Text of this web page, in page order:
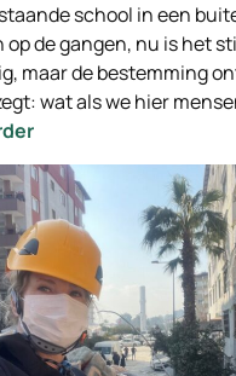
school in een
op de gangen, nu is het
maar de bestemming
wat als we hier
:
Van
leegstand
naar
leefruimte:
hoe
doorstroomlocaties
mensen
én